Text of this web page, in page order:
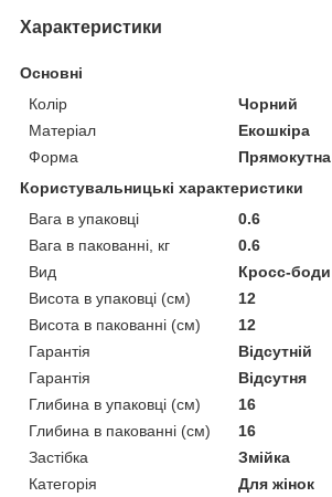
Характеристики
Основні
Колір
Чорний
Матеріал
Екошкіра
Форма
Прямокутна
Користувальницькі характеристики
Вага в упаковці
0.6
Вага в пакованні, кг
0.6
Вид
Кросс-боди
Висота в упаковці (см)
12
Висота в пакованні (см)
12
Гарантія
Відсутній
Гарантія
Відсутня
Глибина в упаковці (см)
16
Глибина в пакованні (см)
16
Застібка
Змійка
Категорія
Для жінок